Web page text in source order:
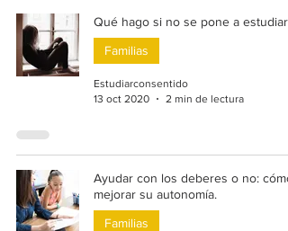
Qué hago si no se pone a estudiar
Familias
Estudiarconsentido
13 oct 2020
2 min de lectura
Ayudar con los deberes o no: cómo
mejorar su autonomía.
Familias